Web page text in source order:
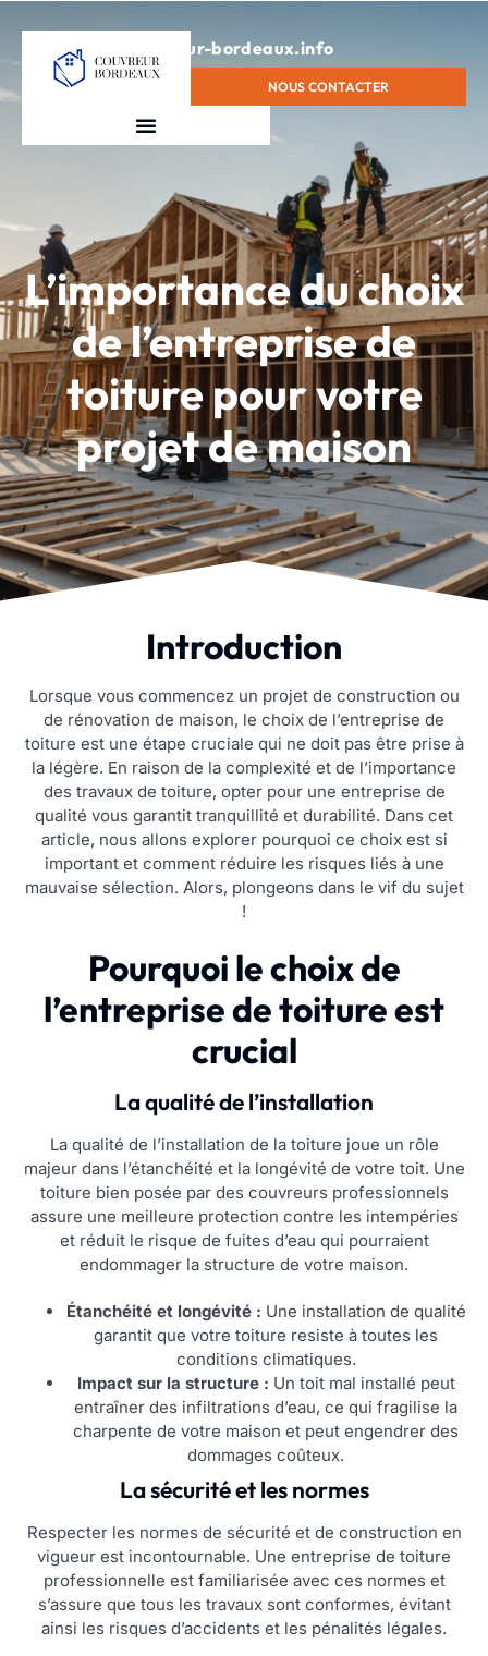
contact@couvreur-bordeaux.info
NOUS CONTACTER
L’importance du choix
de l’entreprise de
toiture pour votre
projet de maison
Introduction
Lorsque vous commencez un projet de construction ou
de rénovation de maison, le choix de l’entreprise de
toiture est une étape cruciale qui ne doit pas être prise à
la légère. En raison de la complexité et de l’importance
des travaux de toiture, opter pour une entreprise de
qualité vous garantit tranquillité et durabilité. Dans cet
article, nous allons explorer pourquoi ce choix est si
important et comment réduire les risques liés à une
mauvaise sélection. Alors, plongeons dans le vif du sujet
!
Pourquoi le choix de
l’entreprise de toiture est
crucial
La qualité de l’installation
La qualité de l’installation de la toiture joue un rôle
majeur dans l’étanchéité et la longévité de votre toit. Une
toiture bien posée par des couvreurs professionnels
assure une meilleure protection contre les intempéries
et réduit le risque de fuites d’eau qui pourraient
endommager la structure de votre maison.
Étanchéité et longévité : Une installation de qualité
garantit que votre toiture resiste à toutes les
conditions climatiques.
Impact sur la structure : Un toit mal installé peut
entraîner des infiltrations d’eau, ce qui fragilise la
charpente de votre maison et peut engendrer des
dommages coûteux.
La sécurité et les normes
Respecter les normes de sécurité et de construction en
vigueur est incontournable. Une entreprise de toiture
professionnelle est familiarisée avec ces normes et
s’assure que tous les travaux sont conformes, évitant
ainsi les risques d’accidents et les pénalités légales.